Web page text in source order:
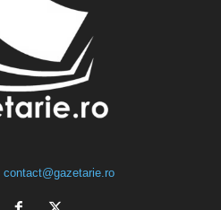
contact@gazetarie.ro